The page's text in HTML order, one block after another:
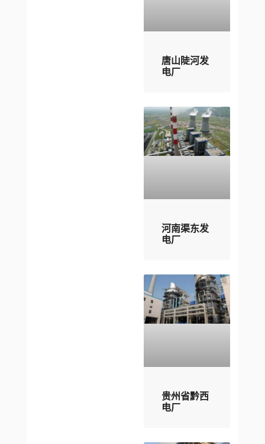
唐山陡河发
电厂
河南渠东发
电厂
贵州省黔西
电厂